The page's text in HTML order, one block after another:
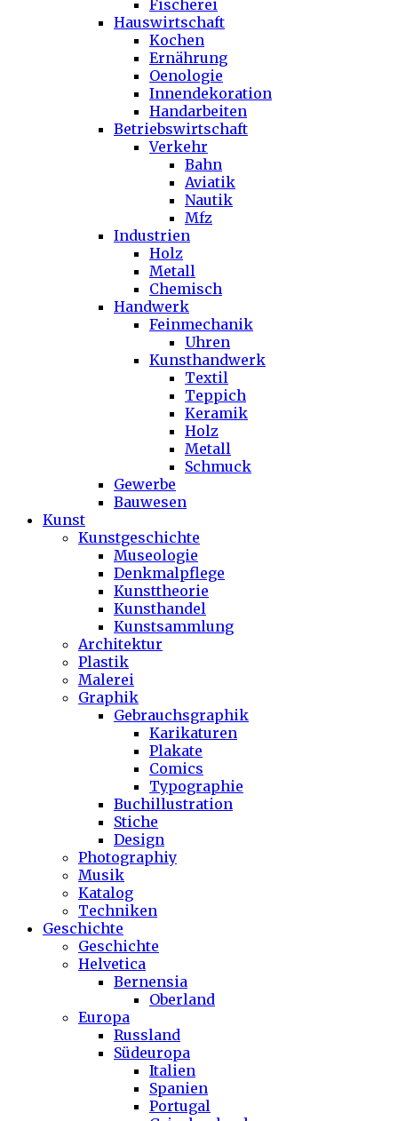
Fischerei
Hauswirtschaft
Kochen
Ernährung
Oenologie
Innendekoration
Handarbeiten
Betriebswirtschaft
Verkehr
Bahn
Aviatik
Nautik
Mfz
Industrien
Holz
Metall
Chemisch
Handwerk
Feinmechanik
Uhren
Kunsthandwerk
Textil
Teppich
Keramik
Holz
Metall
Schmuck
Gewerbe
Bauwesen
Kunst
Kunstgeschichte
Museologie
Denkmalpflege
Kunsttheorie
Kunsthandel
Kunstsammlung
Architektur
Plastik
Malerei
Graphik
Gebrauchsgraphik
Karikaturen
Plakate
Comics
Typographie
Buchillustration
Stiche
Design
Photographiy
Musik
Katalog
Techniken
Geschichte
Geschichte
Helvetica
Bernensia
Oberland
Europa
Russland
Südeuropa
Italien
Spanien
Portugal